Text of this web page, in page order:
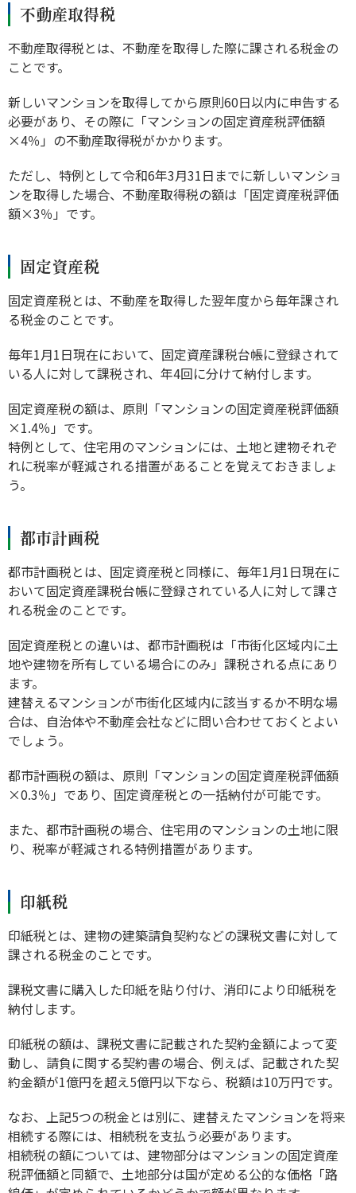
不動産取得税
不動産取得税とは、不動産を取得した際に課される税金の
ことです。
新しいマンションを取得してから原則60日以内に申告する
必要があり、その際に「マンションの固定資産税評価額
×4％」の不動産取得税がかかります。
ただし、特例として令和6年3月31日までに新しいマンショ
ンを取得した場合、不動産取得税の額は「固定資産税評価
額×3％」です。
固定資産税
固定資産税とは、不動産を取得した翌年度から毎年課され
る税金のことです。
毎年1月1日現在において、固定資産課税台帳に登録されて
いる人に対して課税され、年4回に分けて納付します。
固定資産税の額は、原則「マンションの固定資産税評価額
×1.4％」です。
特例として、住宅用のマンションには、土地と建物それぞ
れに税率が軽減される措置があることを覚えておきましょ
う。
都市計画税
都市計画税とは、固定資産税と同様に、毎年1月1日現在に
おいて固定資産課税台帳に登録されている人に対して課さ
れる税金のことです。
固定資産税との違いは、都市計画税は「市街化区域内に土
地や建物を所有している場合にのみ」課税される点にあり
ます。
建替えるマンションが市街化区域内に該当するか不明な場
合は、自治体や不動産会社などに問い合わせておくとよい
でしょう。
都市計画税の額は、原則「マンションの固定資産税評価額
×0.3％」であり、固定資産税との一括納付が可能です。
また、都市計画税の場合、住宅用のマンションの土地に限
り、税率が軽減される特例措置があります。
印紙税
印紙税とは、建物の建築請負契約などの課税文書に対して
課される税金のことです。
課税文書に購入した印紙を貼り付け、消印により印紙税を
納付します。
印紙税の額は、課税文書に記載された契約金額によって変
動し、請負に関する契約書の場合、例えば、記載された契
約金額が1億円を超え5億円以下なら、税額は10万円です。
なお、上記5つの税金とは別に、建替えたマンションを将来
相続する際には、相続税を支払う必要があります。
相続税の額については、建物部分はマンションの固定資産
税評価額と同額で、土地部分は国が定める公的な価格「路